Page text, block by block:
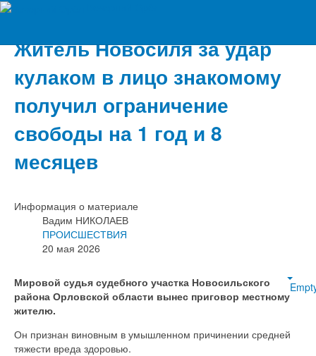
Житель Новосиля за удар
кулаком в лицо знакомому
получил ограничение
свободы на 1 год и 8
месяцев
Информация о материале
Вадим НИКОЛАЕВ
ПРОИСШЕСТВИЯ
20 мая 2026
Мировой судья судебного участка Новосильского
района Орловской области вынес приговор местному
жителю.
Он признан виновным в умышленном причинении средней
тяжести вреда здоровью.